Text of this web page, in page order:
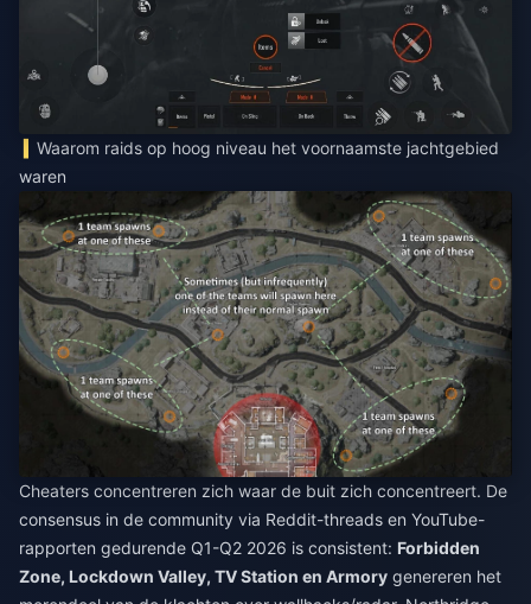
Waarom raids op hoog niveau het voornaamste jachtgebied
waren
Cheaters concentreren zich waar de buit zich concentreert. De
consensus in de community via Reddit-threads en YouTube-
rapporten gedurende Q1-Q2 2026 is consistent: Forbidden
Zone, Lockdown Valley, TV Station en Armory genereren het